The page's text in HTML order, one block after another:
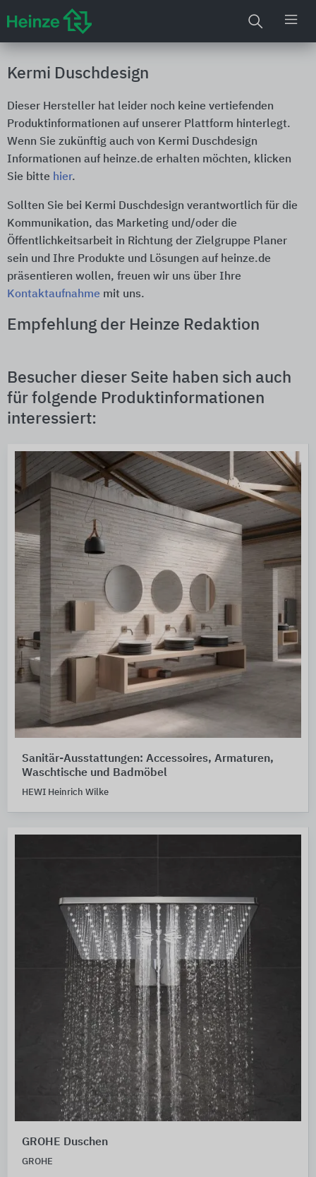
Kermi Duschdesign
Dieser Hersteller hat leider noch keine vertiefenden
Produktinformationen auf unserer Plattform hinterlegt.
Wenn Sie zukünftig auch von Kermi Duschdesign
Informationen auf heinze.de erhalten möchten, klicken
Sie bitte hier.
Sollten Sie bei Kermi Duschdesign verantwortlich für die
Kommunikation, das Marketing und/oder die
Öffentlichkeitsarbeit in Richtung der Zielgruppe Planer
sein und Ihre Produkte und Lösungen auf heinze.de
präsentieren wollen, freuen wir uns über Ihre
Kontaktaufnahme mit uns.
Empfehlung der Heinze Redaktion
Besucher dieser Seite haben sich auch
für folgende Produktinformationen
interessiert:
Sanitär-Ausstattungen: Accessoires, Armaturen,
Waschtische und Badmöbel
HEWI Heinrich Wilke
GROHE Duschen
GROHE